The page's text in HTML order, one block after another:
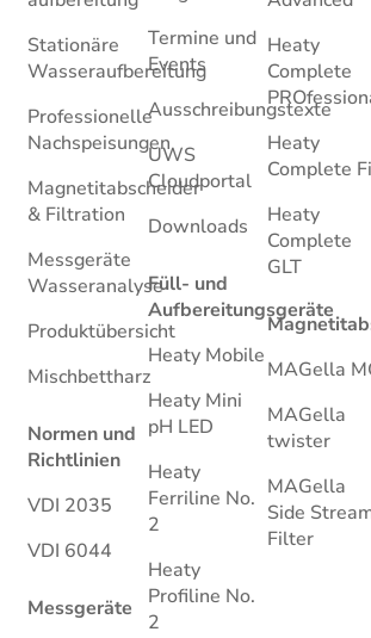
Stationäre
Wasseraufbereitung
Professionelle
Nachspeisungen
Magnetitabscheider
& Filtration
Messgeräte
Wasseranalyse
Produktübersicht
Mischbettharz
Normen und
Richtlinien
VDI 2035
VDI 6044
Messgeräte
Termine und
Events
Ausschreibungstexte
UWS
Cloudportal
Downloads
Füll- und
Aufbereitungsgeräte
Heaty Mobile
Heaty Mini
pH LED
Heaty
Ferriline No.
2
Heaty
Profiline No.
2
Heaty
Complete
Heaty
Complete
Heaty
Complete
GLT
MAGella
MAGella
twister
MAGella
Side
Filter